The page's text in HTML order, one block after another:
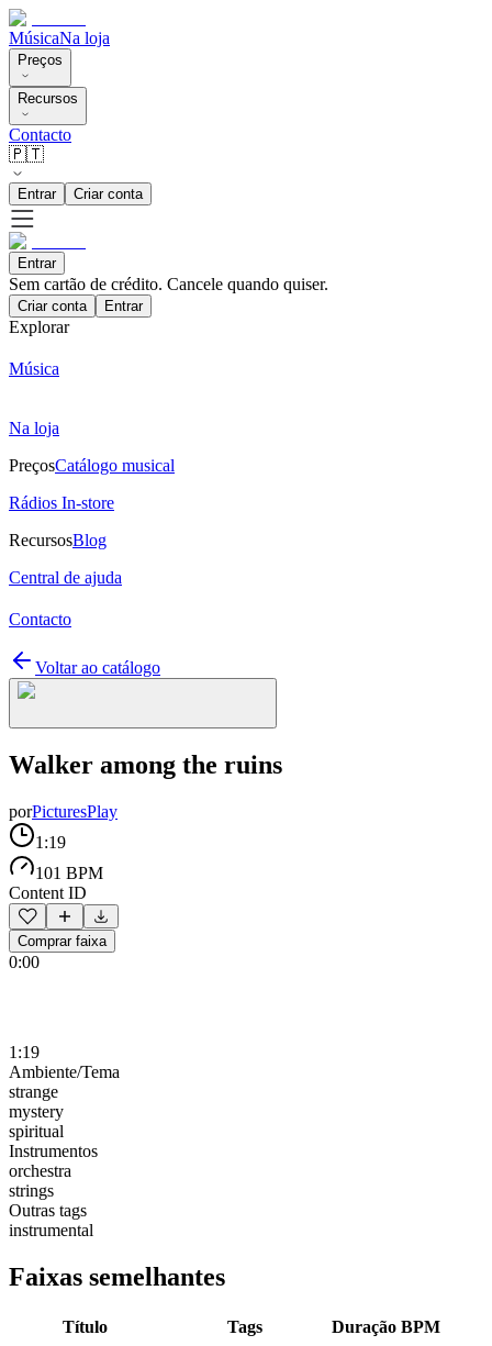
MúsicaNa loja
Preços
Recursos
Contacto
🇵🇹
Entrar Criar conta
Entrar
Sem cartão de crédito. Cancele quando quiser.
Criar conta Entrar
Explorar
Música
Na loja
PreçosCatálogo musical
Rádios In-store
RecursosBlog
Central de ajuda
Contacto
Voltar ao catálogo
Walker among the ruins
porPicturesPlay
1:19
101 BPM
Content ID
Comprar faixa
0:00
1:19
Ambiente/Tema
strange
mystery
spiritual
Instrumentos
orchestra
strings
Outras tags
instrumental
Faixas semelhantes
Título Tags Duração BPM